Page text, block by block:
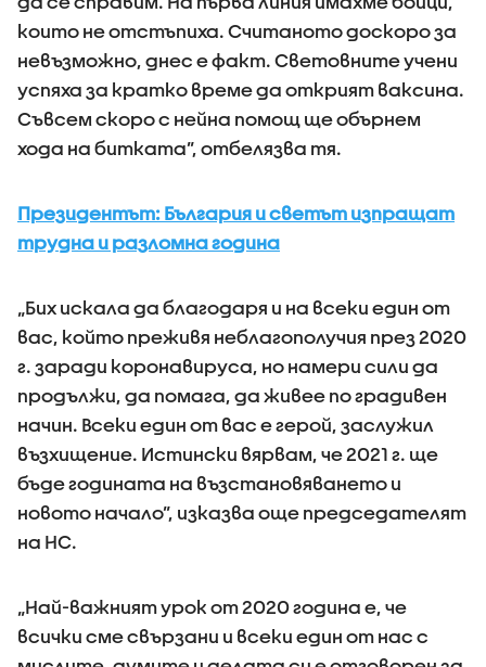
които не отстъпиха. Считаното доскоро за
невъзможно, днес е факт. Световните учени
успяха за кратко време да открият ваксина.
Съвсем скоро с нейна помощ ще обърнем
хода на битката”, отбелязва тя.
Президентът: България и светът изпращат
трудна и разломна година
„Бих искала да благодаря и на всеки един от
вас, който преживя неблагополучия през 2020
г. заради коронавируса, но намери сили да
продължи, да помага, да живее по градивен
начин. Всеки един от вас е герой, заслужил
възхищение. Истински вярвам, че 2021 г. ще
бъде годината на възстановяването и
новото начало”, изказва още председателят
на НС.
„Най-важният урок от 2020 година е, че
всички сме свързани и всеки един от нас с